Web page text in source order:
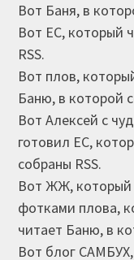
Вот Баня, в
Вот ЕС, который
RSS.
Вот плов,
Баню, в которой
Вот Алексей с
готовил ЕС,
собраны RSS.
Вот ЖЖ, который
фотками плова,
читает Баню, в
Вот блог